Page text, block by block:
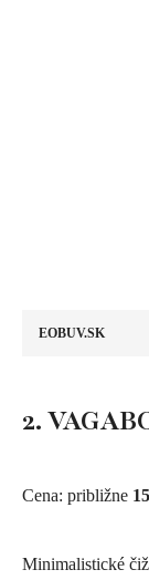
EOBUV.SK
2.
Cena: približne
Minimalistické